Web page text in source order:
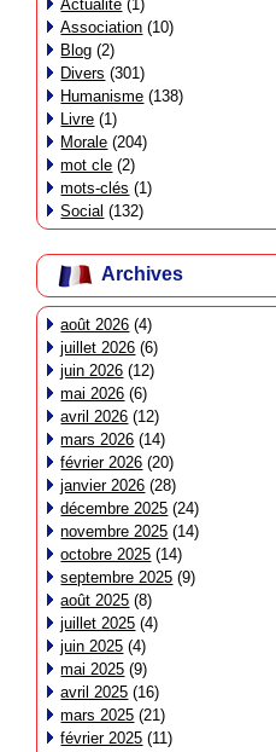
Actualité (1)
Association (10)
Blog (2)
Divers (301)
Humanisme (138)
Livre (1)
Morale (204)
mot cle (2)
mots-clés (1)
Social (132)
Archives
août 2026 (4)
juillet 2026 (6)
juin 2026 (12)
mai 2026 (6)
avril 2026 (12)
mars 2026 (14)
février 2026 (20)
janvier 2026 (28)
décembre 2025 (24)
novembre 2025 (14)
octobre 2025 (14)
septembre 2025 (9)
août 2025 (8)
juillet 2025 (4)
juin 2025 (4)
mai 2025 (9)
avril 2025 (16)
mars 2025 (21)
février 2025 (11)